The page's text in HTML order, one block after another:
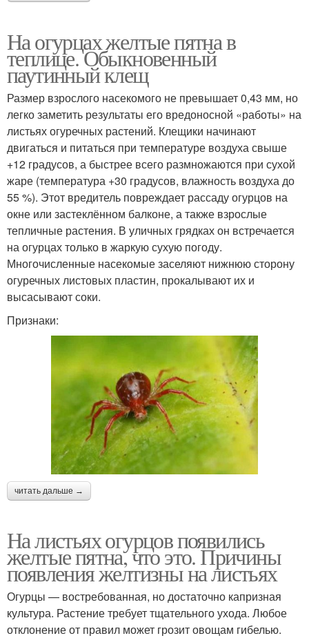
На огурцах желтые пятна в
теплице. Обыкновенный
паутинный клещ
Размер взрослого насекомого не превышает 0,43 мм, но
легко заметить результаты его вредоносной «работы» на
листьях огуречных растений. Клещики начинают
двигаться и питаться при температуре воздуха свыше
+12 градусов, а быстрее всего размножаются при сухой
жаре (температура +30 градусов, влажность воздуха до
55 %). Этот вредитель повреждает рассаду огурцов на
окне или застеклённом балконе, а также взрослые
тепличные растения. В уличных грядках он встречается
на огурцах только в жаркую сухую погоду.
Многочисленные насекомые заселяют нижнюю сторону
огуречных листовых пластин, прокалывают их и
высасывают соки.
Признаки:
читать дальше →
На листьях огурцов появились
желтые пятна, что это. Причины
появления желтизны на листьях
Огурцы — востребованная, но достаточно капризная
культура. Растение требует тщательного ухода. Любое
отклонение от правил может грозит овощам гибелью.